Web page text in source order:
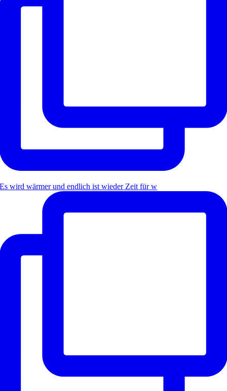
Es wird wärmer und endlich ist wieder Zeit für w